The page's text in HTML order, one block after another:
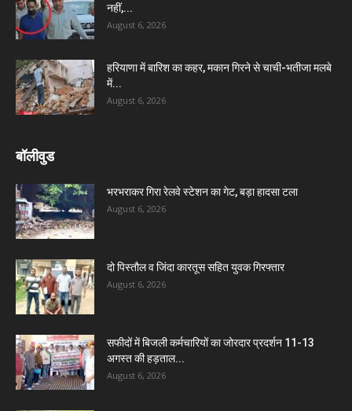
नहीं,...
August 6, 2026
हरियाणा में बारिश का कहर, मकान गिरने से चाची-भतीजा मलबे
में...
August 6, 2026
बॉलीवुड
भरभराकर गिरा रेलवे स्टेशन का गेट, बड़ा हादसा टला
August 6, 2026
दो पिस्तौल व जिंदा कारतूस सहित युवक गिरफ्तार
August 6, 2026
सफीदों में बिजली कर्मचारियों का जोरदार प्रदर्शन 11-13
अगस्त की हड़ताल...
August 6, 2026